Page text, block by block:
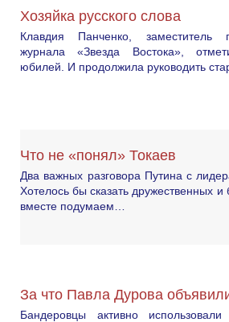
Хозяйка русского слова
Клавдия Панченко, заместитель
журнала «Звезда Востока»,
юбилей. И продолжила руководить
Что не «понял» Токаев
Два важных разговора Путина с
Хотелось бы сказать дружественных и
вместе подумаем…
За что Павла Дурова
Бандеровцы активно